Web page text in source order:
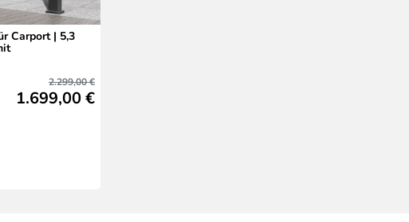
Carport | 5,3
2.299,00 €
1.699,00 €